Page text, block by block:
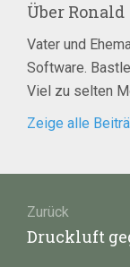
Über Ronald
Vater und
Software.
Viel zu selten
Zeige alle
Zurück
Vorheriger
Druckluft